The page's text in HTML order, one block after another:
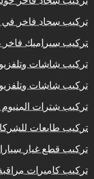
تركيب سجاد فاخر في
تركيب سيراميك فاخر
تركيب شاشات
تركيب شاشات
تركيب شترات المنيوم
تركيب طابعات
تركيب قطع غيار
تركيب كاميرات